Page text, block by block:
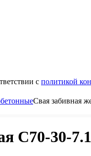
с политикой
Свая забивная
С70-30-7.1